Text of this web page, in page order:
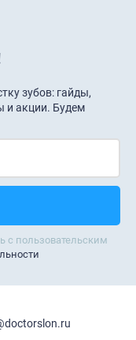
зубов: гайды,
и акции. Будем
с пользовательским